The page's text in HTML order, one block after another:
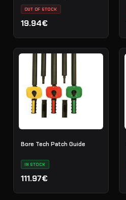
OUT OF STOCK
19.94€
Bore Tech Patch Guide
IN STOCK
111.97€